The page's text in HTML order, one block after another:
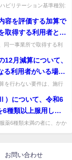
いれば、リハビリテ
るか。
ビリテーション基準種別:
容を評価する加算で
取得する利用者と取
同一事業所で取得する利
12月減算について、
る利用者がいる場
いのか。
を行わない要件は、施行
）について、令和6
6種類以上服用して
薬6種類未満の者に、かか
お問い合わせ